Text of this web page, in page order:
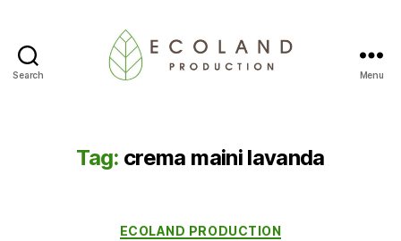
Search
Blog
Menu
Tag: crema maini lavanda
Categories
ECOLAND PRODUCTION